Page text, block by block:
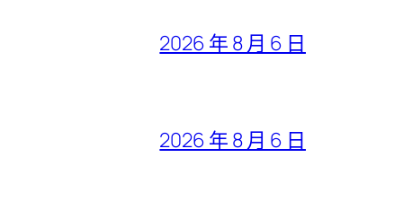
2026 年 8 月 6 日
2026 年 8 月 6 日